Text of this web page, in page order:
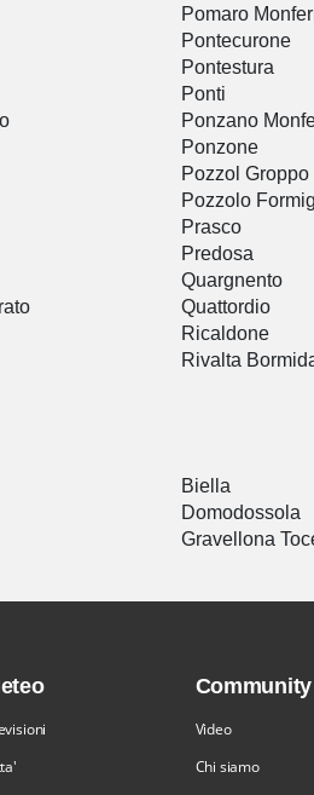
Pomaro
Pontecurone
Pontestura
Ponti
Ponzano
Ponzone
Pozzol Groppo
Pozzolo
Prasco
Predosa
Quargnento
Quattordio
Ricaldone
Rivalta
Biella
Domodossola
Gravellona
Community
Video
Chi siamo